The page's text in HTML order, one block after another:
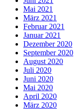
Mai 2021
März 2021
Februar 2021
Januar 2021
Dezember 2020
September 2020
August 2020
Juli 2020
Juni 2020
Mai 2020
April 2020
März 2020